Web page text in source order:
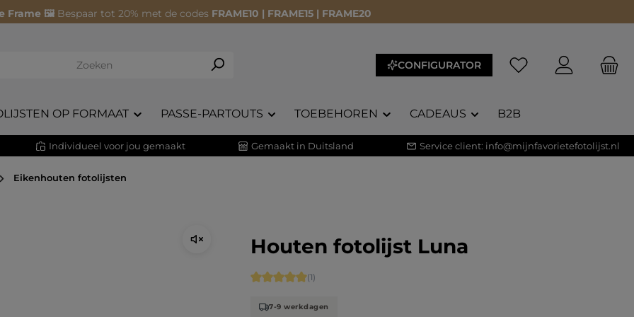
Frame 🖼️ Bespaar tot 20% met de codes FRAME10 | FRAME15 | FRAME20
CONFIGURATOR
OP FORMAAT PASSE-PARTOUTS TOEBEHOREN CADEAUS B2B
Individueel voor jou gemaakt Gemaakt in Duitsland Service client: info@mijnfavorietefotolijst.nl
Eikenhouten fotolijsten
Houten fotolijst Luna
Gemiddelde waardering van 5 van 5 sterren
(1)
7-9 werkdagen